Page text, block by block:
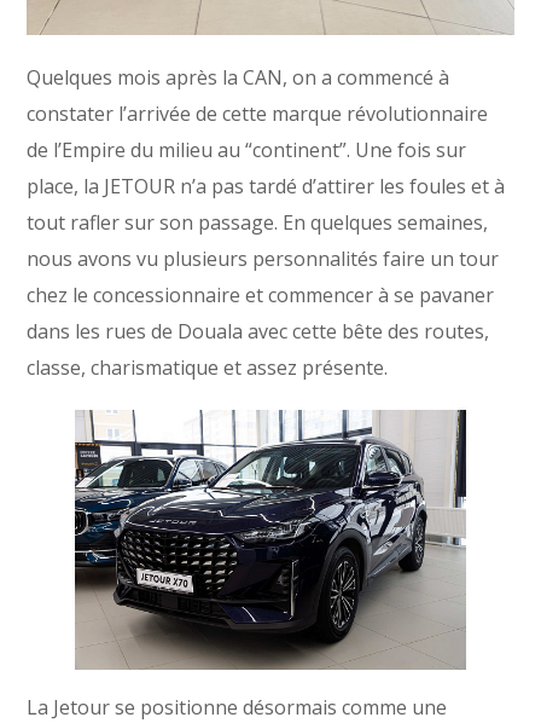
Quelques mois après la CAN, on a commencé à
constater l’arrivée de cette marque révolutionnaire
de l’Empire du milieu au “continent”. Une fois sur
place, la JETOUR n’a pas tardé d’attirer les foules et à
tout rafler sur son passage. En quelques semaines,
nous avons vu plusieurs personnalités faire un tour
chez le concessionnaire et commencer à se pavaner
dans les rues de Douala avec cette bête des routes,
classe, charismatique et assez présente.
La Jetour se positionne désormais comme une